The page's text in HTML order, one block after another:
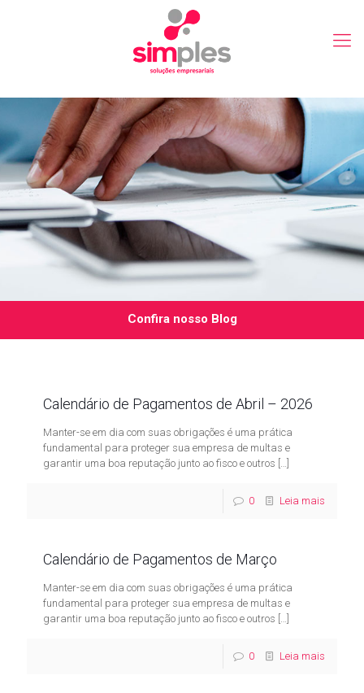
Confira nosso Blog
Calendário de Pagamentos de Abril – 2026
Manter-se em dia com suas obrigações é uma prática
fundamental para proteger sua empresa de multas e
garantir uma boa reputação junto ao fisco e outros […]
0 Leia mais
Calendário de Pagamentos de Março
Manter-se em dia com suas obrigações é uma prática
fundamental para proteger sua empresa de multas e
garantir uma boa reputação junto ao fisco e outros […]
0 Leia mais